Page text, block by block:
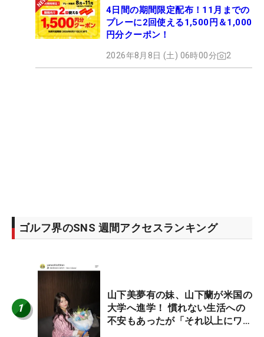
4日間の期間限定配布！11月までの
プレーに2回使える1,500円＆1,000
円分クーポン！
2026年8月8日 (土) 06時00分 2
ゴルフ界のSNS 週間アクセスランキング
1
山下美夢有の妹、山下蘭が米国の
大学へ進学！ 慣れない生活への
不安もあったが「それ以上にワク